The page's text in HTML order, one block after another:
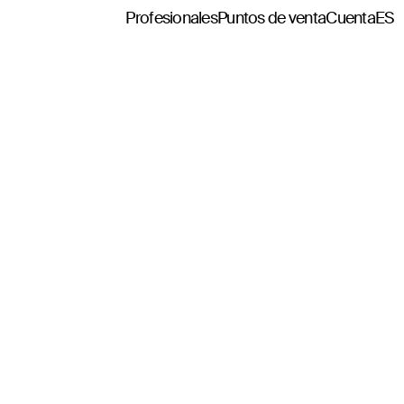
ProfesionalesPuntos de ventaCuentaES